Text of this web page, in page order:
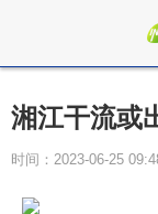
湘江干流或
时间：2023-06-25